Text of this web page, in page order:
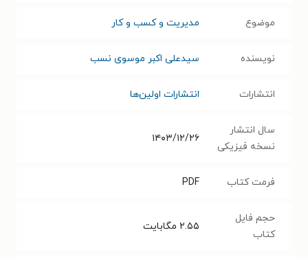
موضوع مدیریت و کسب و کار
نویسنده سیدعلی اکبر موسوی نسب
انتشارات انتشارات اولین‌ها
سال انتشار
نسخه فیزیکی
۱۴۰۳/۱۲/۲۶
فرمت کتاب PDF
حجم فایل
کتاب
۲.۵۵ مگابایت